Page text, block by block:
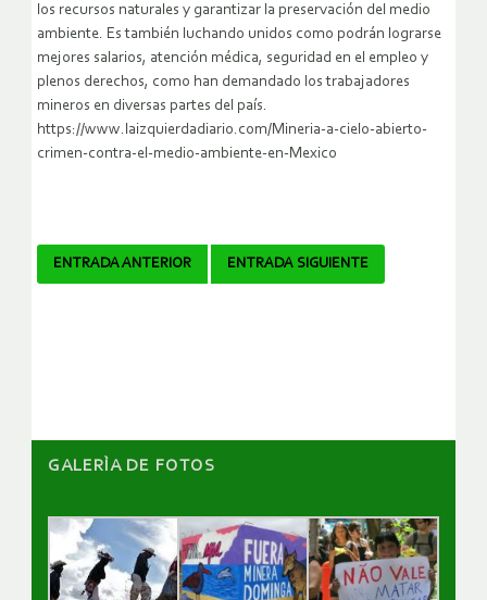
los recursos naturales y garantizar la preservación del medio
ambiente. Es también luchando unidos como podrán lograrse
mejores salarios, atención médica, seguridad en el empleo y
plenos derechos, como han demandado los trabajadores
mineros en diversas partes del país.
https://www.laizquierdadiario.com/Mineria-a-cielo-abierto-
crimen-contra-el-medio-ambiente-en-Mexico
Navegador
ENTRADA ANTERIOR ENTRADA SIGUIENTE
GALERÌA DE FOTOS